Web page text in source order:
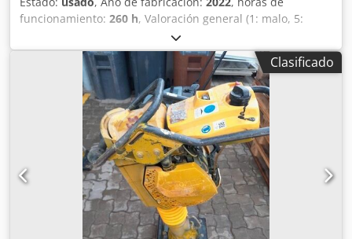
funcionamiento: 260 h, Valoración general (1: malo, 5:
como nuevo): Muy bien. ---- Nuevo, cumple con las normas
de seguridad laboral (UVV) y está listo para su uso
inmediato. Aproximadamente 260 horas de
funcionamiento; peso operativo: 2400 kg; ancho de trabajo:
1000 mm; motor diésel Kubota, norma de emisiones Stage
V / TIER4f; cuatro ruedas de goma con banda de rodadura
lisa en la parte trasera; transmisión hidrostática para la
conducción y la vibración; 2 rascadores por rodillo, con
pre-tensión por resorte y plegables; pulverización a
presión con control de intervalos; palanca multifunción
para la conducción; pantalla multifunción que incluye
contador de horas de funcionamiento; indicador del nivel
de agua; botón de parada de emergencia; control de
Clasificado